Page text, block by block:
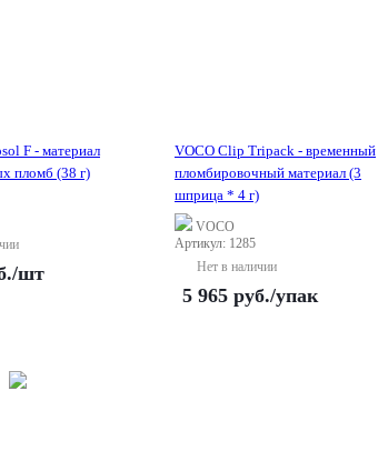
F - материал
пломб (38 г)
/шт
VOCO Clip Tripack - временный
пломбировочный материал (3
шприца * 4 г)
VOCO
Артикул: 1285
Нет в наличии
5 965 руб./упак